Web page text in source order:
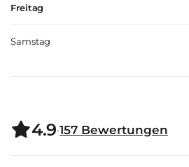
Freitag
Samstag
4.9·157 Bewertungen